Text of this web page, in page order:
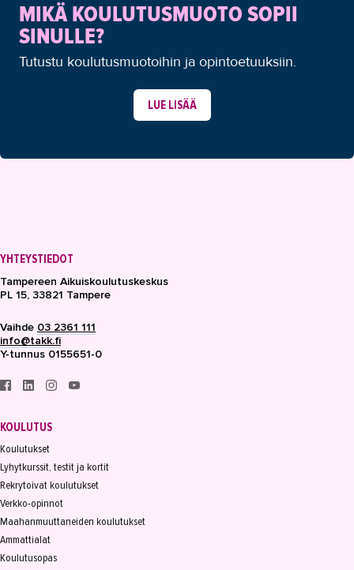
MIKÄ KOULUTUSMUOTO SOPII
SINULLE?
Tutustu koulutusmuotoihin ja opintoetuuksiin.
LUE LISÄÄ
YHTEYSTIEDOT
Tampereen Aikuiskoulutuskeskus
PL 15, 33821 Tampere
Vaihde 03 2361 111
info@takk.fi
Y-tunnus 0155651-0
KOULUTUS
Koulutukset
Lyhytkurssit, testit ja kortit
Rekrytoivat koulutukset
Verkko-opinnot
Maahanmuuttaneiden koulutukset
Ammattialat
Koulutusopas